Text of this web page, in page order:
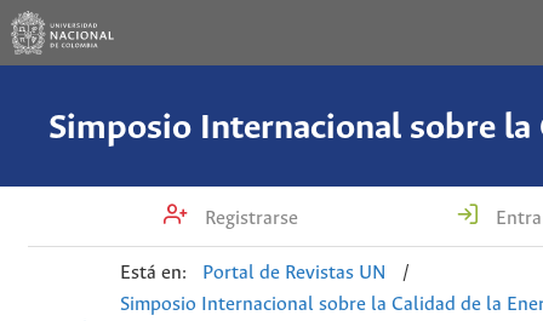
Registrarse
Está en: Portal de Revistas UN
/
Simposio Internacional sobre la Calidad de la